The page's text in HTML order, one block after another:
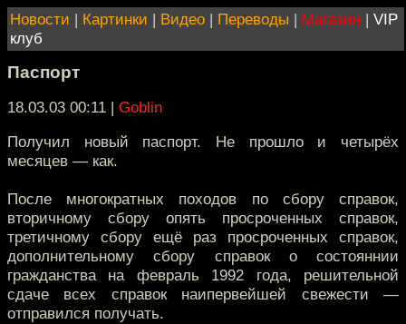
Новости | Картинки | Видео | Переводы | Магазин | VIP
клуб
Паспорт
18.03.03 00:11 | Goblin
Получил новый паспорт. Не прошло и четырёх
месяцев — как.
После многократных походов по сбору справок,
вторичному сбору опять просроченных справок,
третичному сбору ещё раз просроченных справок,
дополнительному сбору справок о состояннии
гражданства на февраль 1992 года, решительной
сдаче всех справок наипервейшей свежести —
отправился получать.